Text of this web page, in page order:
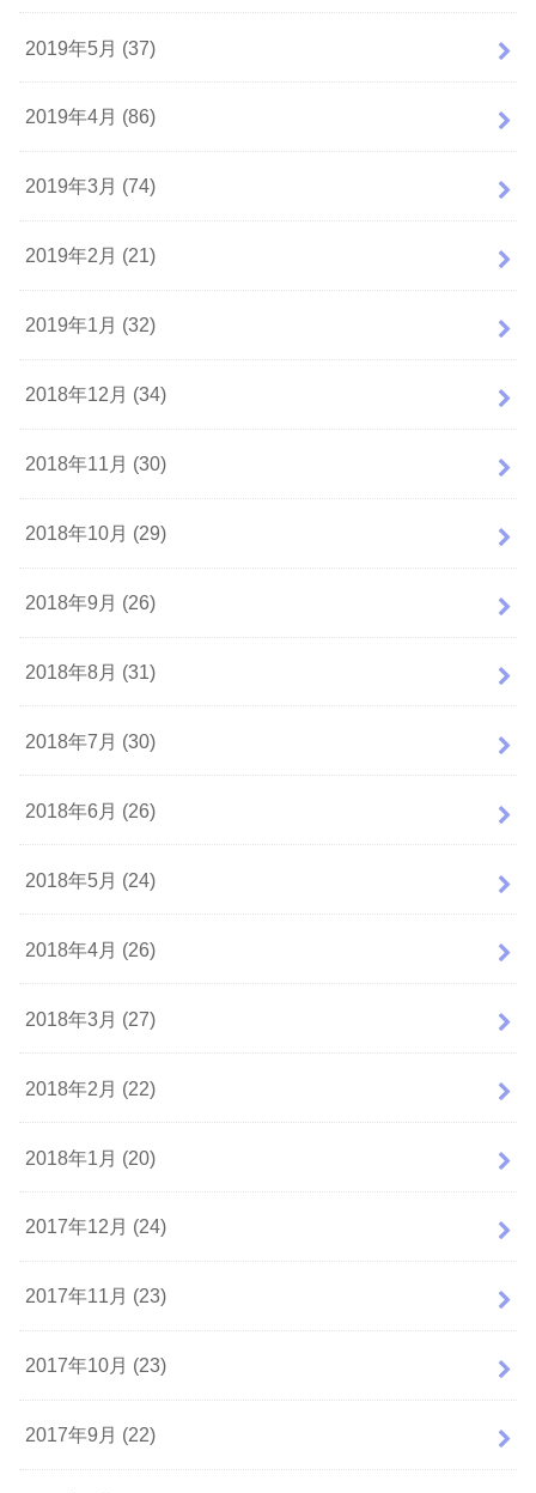
2019年5月 (37)
2019年4月 (86)
2019年3月 (74)
2019年2月 (21)
2019年1月 (32)
2018年12月 (34)
2018年11月 (30)
2018年10月 (29)
2018年9月 (26)
2018年8月 (31)
2018年7月 (30)
2018年6月 (26)
2018年5月 (24)
2018年4月 (26)
2018年3月 (27)
2018年2月 (22)
2018年1月 (20)
2017年12月 (24)
2017年11月 (23)
2017年10月 (23)
2017年9月 (22)